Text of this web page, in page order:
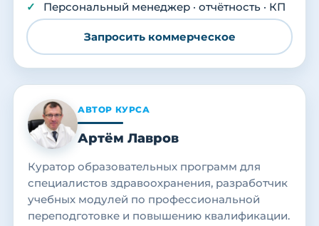
Персональный менеджер · отчётность · КП
Запросить коммерческое
АВТОР КУРСА
Артём Лавров
Куратор образовательных программ для
специалистов здравоохранения, разработчик
учебных модулей по профессиональной
переподготовке и повышению квалификации.